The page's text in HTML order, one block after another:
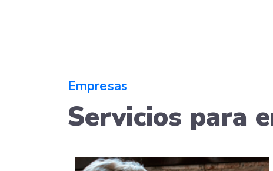
Empresas
Servicios para